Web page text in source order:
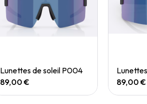
Quick View
Lunettes de soleil P004
89,00 €
89,00 €